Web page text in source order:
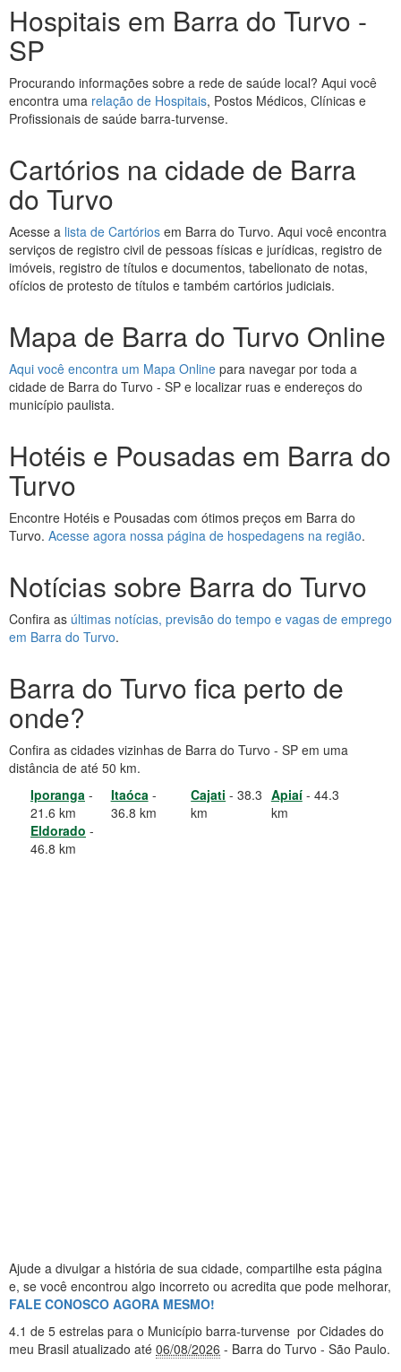
Hospitais em Barra do Turvo -
SP
Procurando informações sobre a rede de saúde local? Aqui você
encontra uma relação de Hospitais, Postos Médicos, Clínicas e
Profissionais de saúde barra-turvense.
Cartórios na cidade de Barra
do Turvo
Acesse a lista de Cartórios em Barra do Turvo. Aqui você encontra
serviços de registro civil de pessoas físicas e jurídicas, registro de
imóveis, registro de títulos e documentos, tabelionato de notas,
ofícios de protesto de títulos e também cartórios judiciais.
Mapa de Barra do Turvo Online
Aqui você encontra um Mapa Online para navegar por toda a
cidade de Barra do Turvo - SP e localizar ruas e endereços do
município paulista.
Hotéis e Pousadas em Barra do
Turvo
Encontre Hotéis e Pousadas com ótimos preços em Barra do
Turvo. Acesse agora nossa página de hospedagens na região.
Notícias sobre Barra do Turvo
Confira as últimas notícias, previsão do tempo e vagas de emprego
em Barra do Turvo.
Barra do Turvo fica perto de
onde?
Confira as cidades vizinhas de Barra do Turvo - SP em uma
distância de até 50 km.
Iporanga -
21.6 km
Itaóca-
36.8 km
Cajati - 38.3
km
Apiaí- 44.3
km
Eldorado -
46.8 km
Ajude a divulgar a história de sua cidade, compartilhe esta página
e, se você encontrou algo incorreto ou acredita que pode melhorar,
FALE CONOSCO AGORA MESMO!
4.1 de 5 estrelas para o Município barra-turvense por Cidades do
meu Brasil atualizado até 06/08/2026 - Barra do Turvo - São Paulo.